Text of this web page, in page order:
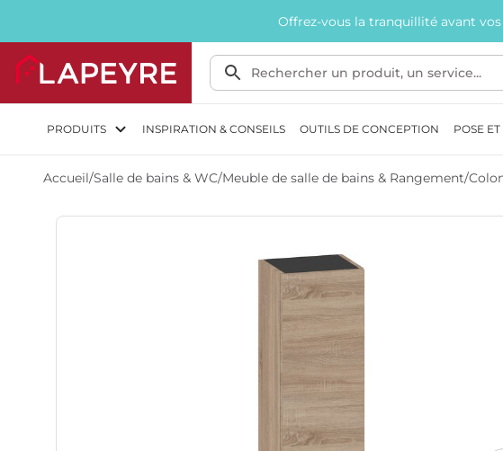
Offrez-vous la tranquillité avant vos
PRODUITS INSPIRATION & CONSEILS OUTILS DE CONCEPTION POSE
Accueil/Salle de bains & WC/Meuble de salle de bains & Rangement/